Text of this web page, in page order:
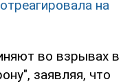
на
во взрывах в
заявляя, что